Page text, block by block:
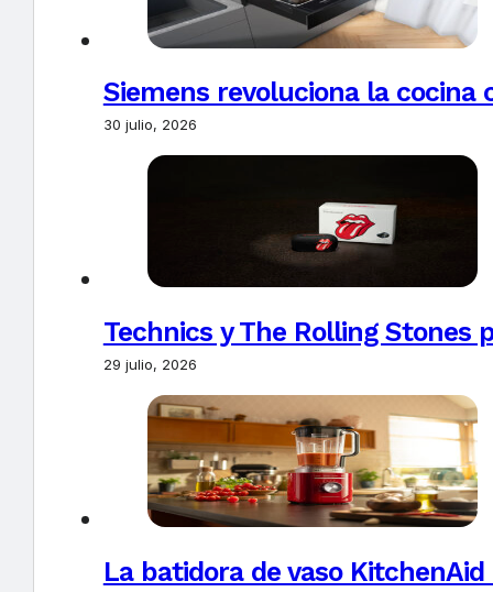
Siemens revoluciona la
30 julio, 2026
Technics y The Rolling Stones
29 julio, 2026
La batidora de vaso